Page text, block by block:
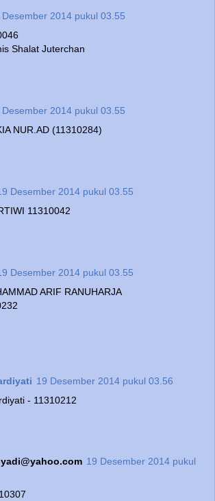
Desember 2014 pukul 03.55
Shalat Juterchan
Desember 2014 pukul 03.55
NUR.AD (11310284)
Desember 2014 pukul 03.55
11310042
Desember 2014 pukul 03.55
ARIF RANUHARJA
19 Desember 2014 pukul 03.56
- 11310212
19 Desember 2014 pukul